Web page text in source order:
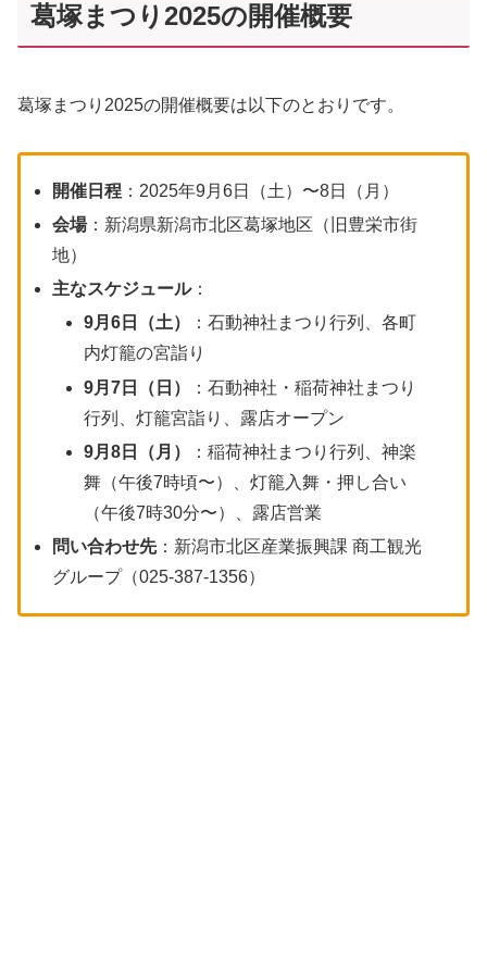
葛塚まつり2025の開催概要
葛塚まつり2025の開催概要は以下のとおりです。
開催日程 ：2025年9月6日（土）〜8日（月）
会場：新潟県新潟市北区葛塚地区（旧豊栄市街
地）
主なスケジュール：
9月6日（土）
：石動神社まつり行列、各町
内灯籠の宮詣り
9月7日（日）
：石動神社・稲荷神社まつり
行列、灯籠宮詣り、露店オープン
9月8日（月）
：稲荷神社まつり行列、神楽
舞（午後7時頃〜）、灯籠入舞・押し合い
（午後7時30分〜）、露店営業
問い合わせ先：新潟市北区産業振興課 商工観光
グループ（025-387-1356）